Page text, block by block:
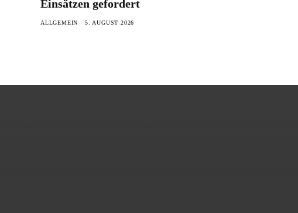
Einsätzen gefordert
ALLGEMEIN 5. AUGUST 2026